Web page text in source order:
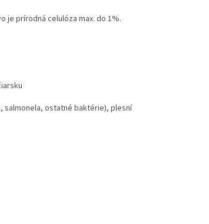
je prírodná celulóza max. do 1%.
salmonela, ostatné baktérie), plesní